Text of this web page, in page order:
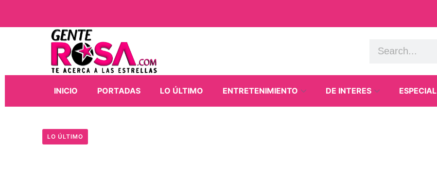
INICIO PORTADAS LO ÚLTIMO ENTRETENIMIENTO DE INTERES ESPECIAL
LO ÚLTIMO